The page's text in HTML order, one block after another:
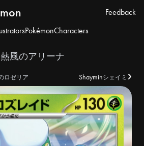
PokémonCharacters
Feedback
熱風のアリーナ
ロゼリア Shayminシェイミ